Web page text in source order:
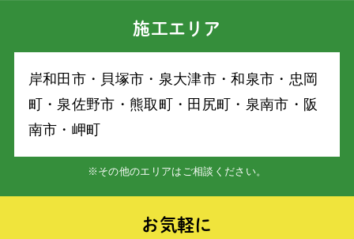
施工エリア
岸和⽥市・⾙塚市・泉⼤津市・和泉市・忠岡
町・泉佐野市・熊取町・⽥尻町・泉南市・阪
南市・岬町
※その他のエリアはご相談ください。
お気軽に